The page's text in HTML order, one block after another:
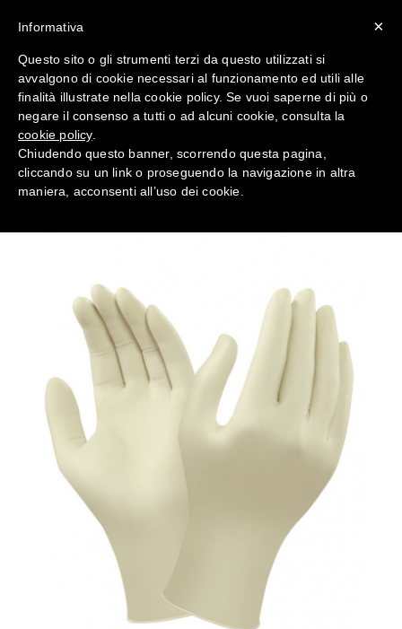
Guanti lattice senza polvere
TouchNTuff® 69-318 -
Home MANI
×
Informativa
Questo sito o gli strumenti terzi da questo utilizzati si
avvalgono di cookie necessari al funzionamento ed utili alle
finalità illustrate nella cookie policy. Se vuoi saperne di più o
negare il consenso a tutti o ad alcuni cookie, consulta la
cookie policy.
Chiudendo questo banner, scorrendo questa pagina,
cliccando su un link o proseguendo la navigazione in altra
maniera, acconsenti all’uso dei cookie.